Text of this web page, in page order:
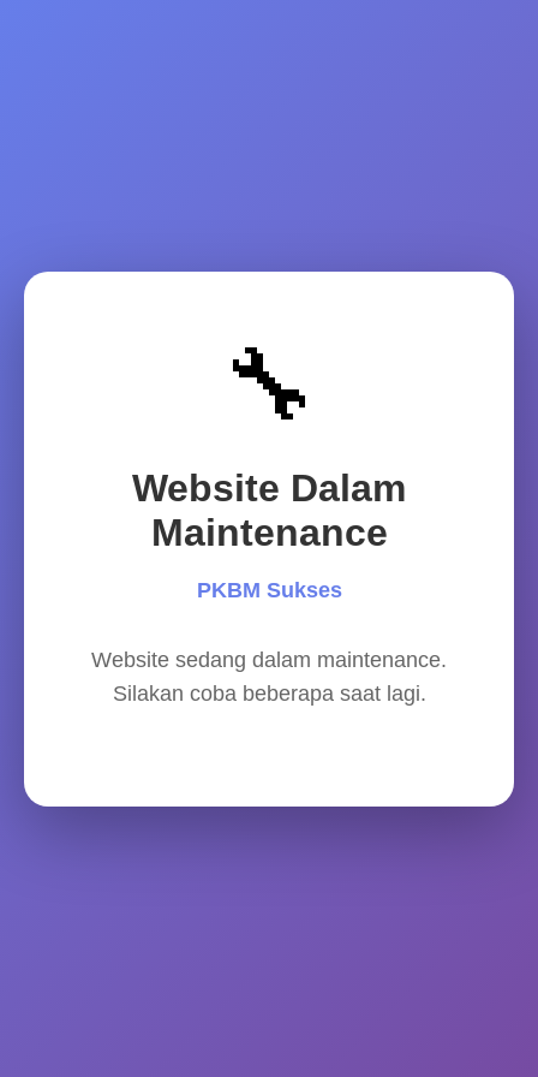
🔧
Website Dalam
Maintenance
PKBM Sukses
Website sedang dalam maintenance.
Silakan coba beberapa saat lagi.